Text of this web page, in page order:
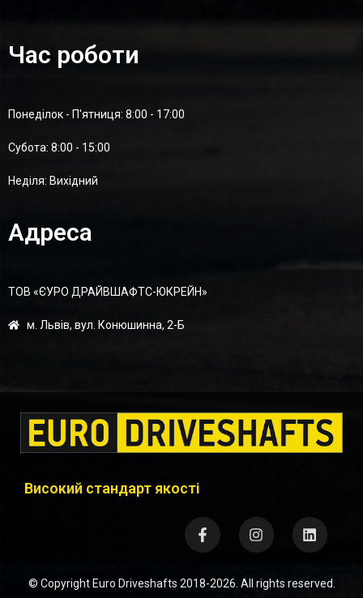
Час роботи
Понеділок - П'ятниця: 8:00 - 17:00
Суботa: 8:00 - 15:00
Неділя: Вихідний
Адреса
ТОВ «ЄУРО ДРАЙВШАФТC-ЮКРЕЙН»
м. Львів, вул. Конюшинна, 2-Б
Високий стандарт якості
© CopyrightEuro Driveshafts 2018-2026. All rights reserved.